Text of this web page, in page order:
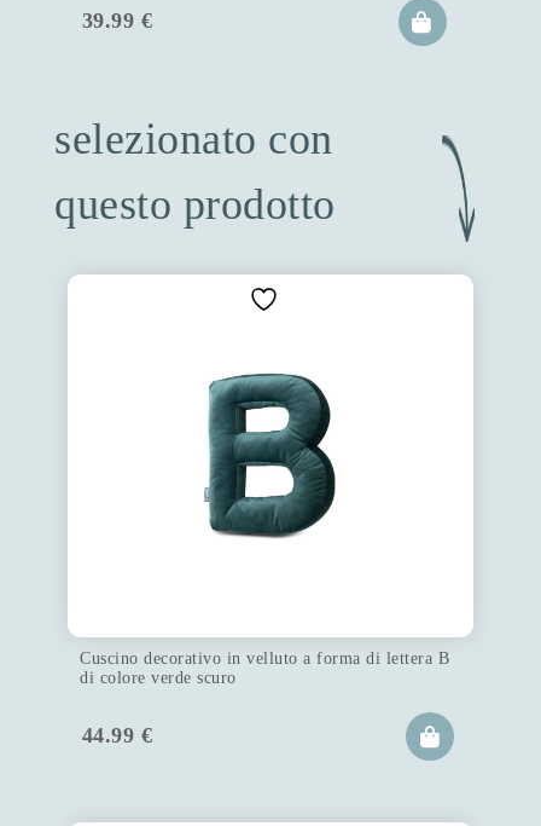
39.99 €
selezionato con
questo prodotto
Cuscino decorativo in velluto a forma di lettera B
di colore verde scuro
44.99 €